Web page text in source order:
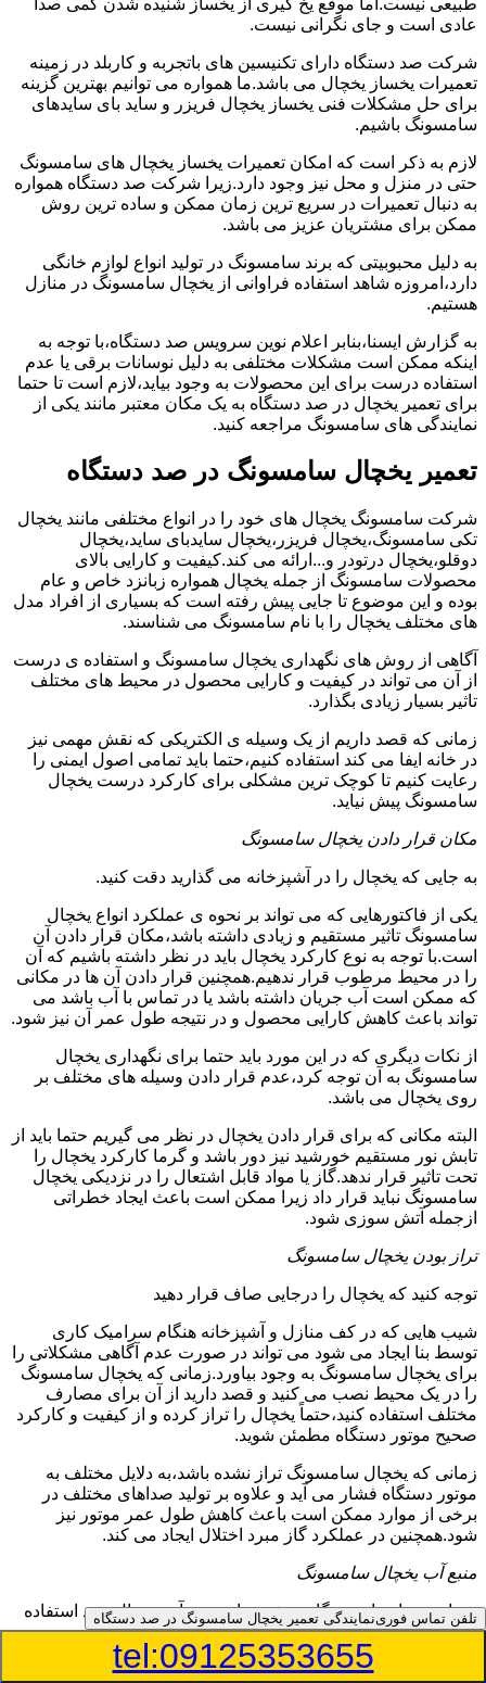
طبیعی نیست.اما موقع یخ گیری از یخساز شنیده شدن کمی صدا
عادی است و جای نگرانی نیست.
شرکت صد دستگاه دارای تکنیسین های باتجربه و کاربلد در زمینه
تعمیرات یخساز یخچال می باشد.ما همواره می توانیم بهترین گزینه
برای حل مشکلات فنی یخساز یخچال فریزر و ساید بای سایدهای
سامسونگ باشیم.
لازم به ذکر است که امکان تعمیرات یخساز یخچال های سامسونگ
حتی در منزل و محل نیز وجود دارد.زیرا شرکت صد دستگاه همواره
به دنبال تعمیرات در سریع ترین زمان ممکن و ساده ترین روش
ممکن برای مشتریان عزیز می باشد.
به دلیل محبوبیتی که برند سامسونگ در تولید انواع لوازم خانگی
دارد،امروزه شاهد استفاده فراوانی از یخچال سامسونگ در منازل
هستیم.
به گزارش ایسنا،بنابر اعلام نوین سرویس صد دستگاه،با توجه به
اینکه ممکن است مشکلات مختلفی به دلیل نوسانات برقی یا عدم
استفاده درست برای این محصولات به وجود بیاید،لازم است تا حتما
برای تعمیر یخچال در صد دستگاه به یک مکان معتبر مانند یکی از
نمایندگی های سامسونگ مراجعه کنید.
تعمیر یخچال سامسونگ در صد دستگاه
شرکت سامسونگ یخچال های خود را در انواع مختلفی مانند یخچال
تکی سامسونگ،یخچال فریزر،یخچال سایدبای ساید،یخچال
دوقلو،یخچال درتودر و...ارائه می کند.کیفیت و کارایی بالای
محصولات سامسونگ از جمله یخچال همواره زبانزد خاص و عام
بوده و این موضوع تا جایی پیش رفته است که بسیاری از افراد مدل
های مختلف یخچال را با نام سامسونگ می شناسند.
آگاهی از روش های نگهداری یخچال سامسونگ و استفاده ی درست
از آن می تواند در کیفیت و کارایی محصول در محیط های مختلف
تاثیر بسیار زیادی بگذارد.
زمانی که قصد داریم از یک وسیله ی الکتریکی که نقش مهمی نیز
در خانه ایفا می کند استفاده کنیم،حتما باید تمامی اصول ایمنی را
رعایت کنیم تا کوچک ترین مشکلی برای کارکرد درست یخچال
سامسونگ پیش نیاید.
مکان قرار دادن یخچال سامسونگ
به جایی که یخچال را در آشپزخانه می گذارید دقت کنید.
یکی از فاکتورهایی که می تواند بر نحوه ی عملکرد انواع یخچال
سامسونگ تاثیر مستقیم و زیادی داشته باشد،مکان قرار دادن آن
است.با توجه به نوع کارکرد یخچال باید در نظر داشته باشیم که آن
را در محیط مرطوب قرار ندهیم.همچنین قرار دادن آن ها در مکانی
که ممکن است آب جریان داشته باشد یا در تماس با آب باشد می
تواند باعث کاهش کارایی محصول و در نتیجه طول عمر آن نیز شود.
از نکات دیگری که در این مورد باید حتما برای نگهداری یخچال
سامسونگ به آن توجه کرد،عدم قرار دادن وسیله های مختلف بر
روی یخچال می باشد.
البته مکانی که برای قرار دادن یخچال در نظر می گیریم حتما باید از
تابش نور مستقیم خورشید نیز دور باشد و گرما کارکرد یخچال را
تحت تاثیر قرار ندهد.گاز یا مواد قابل اشتعال را در نزدیکی یخچال
سامسونگ نباید قرار داد زیرا ممکن است باعث ایجاد خطراتی
ازجمله آتش سوزی شود.
تراز بودن یخچال سامسونگ
توجه کنید که یخچال را درجایی صاف قرار دهید
شیب هایی که در کف منازل و آشپزخانه هنگام سرامیک کاری
توسط بنا ایجاد می شود می تواند در صورت عدم آگاهی مشکلاتی را
برای یخچال سامسونگ به وجود بیاورد.زمانی که یخچال سامسونگ
را در یک محیط نصب می کنید و قصد دارید از آن برای مصارف
مختلف استفاده کنید،حتماً یخچال را تراز کرده و از کیفیت و کارکرد
صحیح موتور دستگاه مطمئن شوید.
زمانی که یخچال سامسونگ تراز نشده باشد،به دلایل مختلف به
موتور دستگاه فشار می آید و علاوه بر تولید صداهای مختلف در
برخی از موارد ممکن است باعث کاهش طول عمر موتور نیز
شود.همچنین در عملکرد گاز مبرد اختلال ایجاد می کند.
منبع آب یخچال سامسونگ
شما می توانید از دستگاه تصفیه برای منبع آب یخچال خود استفاده
کنید
در دفترچه راهنمای یخچال سامسونگ قسمت ویژه ای به منبع آب
تلفن تماس فورینمایندگی تعمیر یخچال سامسونگ در صد دستگاه
tel:09125353655